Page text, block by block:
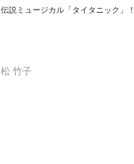
伝説ミュージカル「タイタニック」
松 竹子